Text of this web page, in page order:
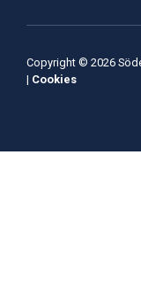
Copyright © 2026
| Cookies